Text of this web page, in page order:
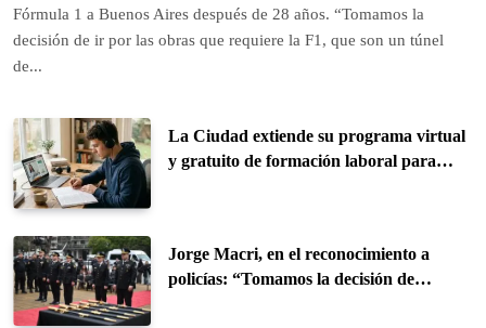
Fórmula 1 a Buenos Aires después de 28 años. “Tomamos la
decisión de ir por las obras que requiere la F1, que son un túnel
de...
La Ciudad extiende su programa virtual
y gratuito de formación laboral para
Jorge Macri, en el reconocimiento a
policías: “Tomamos la decisión de